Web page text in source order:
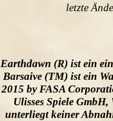
letzte
Earthdawn (R) ist ein
Barsaive (TM) ist ein
2015 by FASA
Ulisses Spiele GmbH,
unterliegt keiner